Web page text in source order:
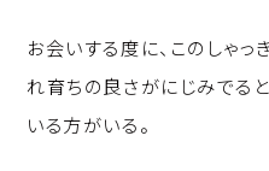
お会いする度に、このしゃっ
れ育ちの良さがにじみでる
いる方がいる。